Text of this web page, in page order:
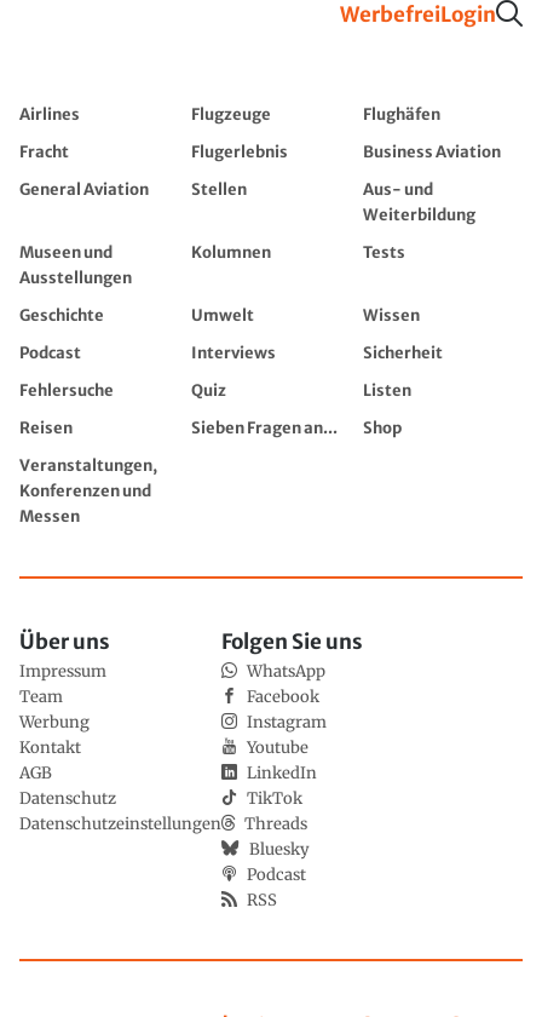
WerbefreiLogin
Airlines Flugzeuge
Flughäfen
Fracht
Flugerlebnis
Business Aviation
General Aviation
Stellen
Aus- und
Weiterbildung
Museen und
Ausstellungen
Kolumnen Tests
Geschichte Umwelt
Wissen
Podcast
Interviews
Sicherheit
Fehlersuche
Quiz
Listen
Reisen
Sieben Fragen an...
Shop
Veranstaltungen,
Konferenzen und
Messen
Über uns
Impressum
Team
Werbung
Kontakt
AGB
Datenschutz
Datenschutzeinstellungen
Folgen Sie uns
WhatsApp
Facebook
Instagram
Youtube
LinkedIn
TikTok
Threads
Bluesky
Podcast
RSS